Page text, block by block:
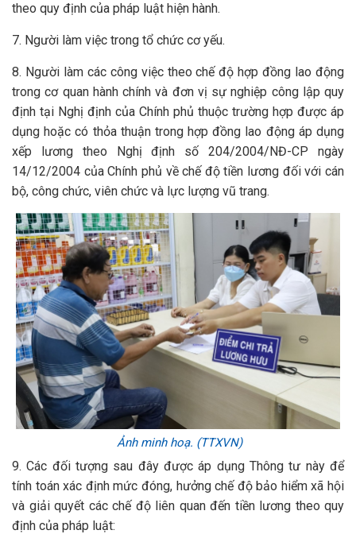
theo quy định của pháp luật hiện hành.
7. Người làm việc trong tổ chức cơ yếu.
8. Người làm các công việc theo chế độ hợp đồng lao động
trong cơ quan hành chính và đơn vị sự nghiệp công lập quy
định tại Nghị định của Chính phủ thuộc trường hợp được áp
dụng hoặc có thỏa thuận trong hợp đồng lao động áp dụng
xếp lương theo Nghị định số 204/2004/NĐ-CP ngày
14/12/2004 của Chính phủ về chế độ tiền lương đối với cán
bộ, công chức, viên chức và lực lượng vũ trang.
Ảnh minh hoạ. (TTXVN)
9. Các đối tượng sau đây được áp dụng Thông tư này để
tính toán xác định mức đóng, hưởng chế độ bảo hiểm xã hội
và giải quyết các chế độ liên quan đến tiền lương theo quy
định của pháp luật: